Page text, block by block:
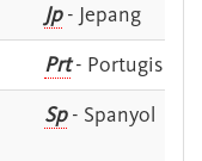
Jp- Jepang
Prt- Portugis
Sp- Spanyol